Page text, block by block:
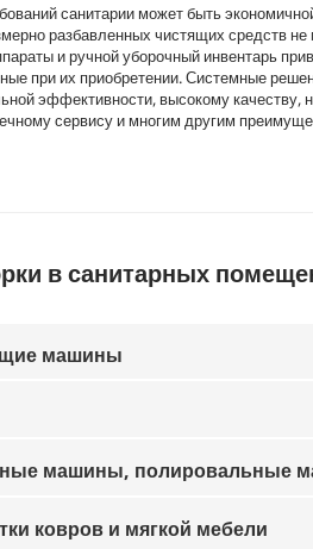
санитарии может быть
разбавленных чистящих средств
и ручной уборочный инвентарь
при их приобретении. Системные
эффективности, высокому качеству,
сервису и многим другим
в санитарных
машины
машины, полировальные
ковров и мягкой мебели